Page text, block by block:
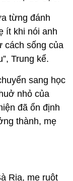
từng đánh
ít khi nói anh
cách sống của
Trung kể.
sang học
nhỏ của
đã ổn định
thành, mẹ
Rịa, mẹ ruột